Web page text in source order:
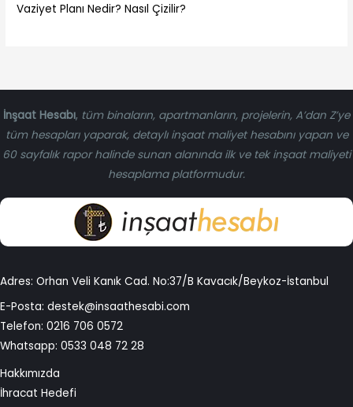
Vaziyet Planı Nedir? Nasıl Çizilir?
İnşaat Hesabı, tüm binaların, apartmanların, projelerin, A’dan Z’ye
tüm hesapları yaparak, detaylı inşaat maliyet hesabını yapan ve
60 sayfalık rapor halinde sunan alanında ilk ve tek inşaat maliyeti
hesaplama platformudur.
Adres: Orhan Veli Kanık Cad. No:37/B Kavacık/Beykoz-İstanbul
E-Posta: destek@insaathesabi.com
Telefon: 0216 706 0572
Whatsapp: 0533 048 72 28
Hakkımızda
İhracat Hedefi